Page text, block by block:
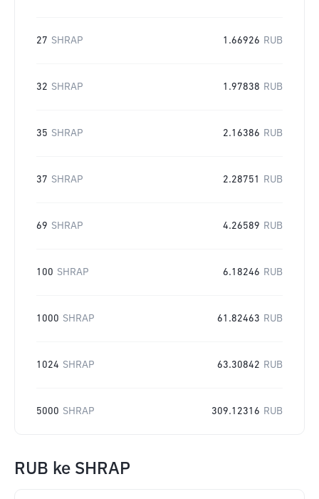
27 SHRAP 1.66926 RUB
32 SHRAP 1.97838 RUB
35 SHRAP 2.16386 RUB
37 SHRAP 2.28751 RUB
69 SHRAP 4.26589 RUB
100 SHRAP 6.18246 RUB
1000 SHRAP 61.82463 RUB
1024 SHRAP 63.30842 RUB
5000 SHRAP 309.12316 RUB
RUB ke SHRAP